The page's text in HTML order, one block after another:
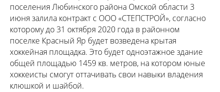
поселения Любинского района Омской области 3
июня залила контракт с ООО «СТЕПСТРОЙ», согласно
которому до 31 октября 2020 года в районном
поселке Красный Яр будет возведена крытая
хоккейная площадка. Это будет одноэтажное здание
общей площадью 1459 кв. метров, на котором юные
хоккеисты смогут оттачивать свои навыки владения
клюшкой и шайбой.